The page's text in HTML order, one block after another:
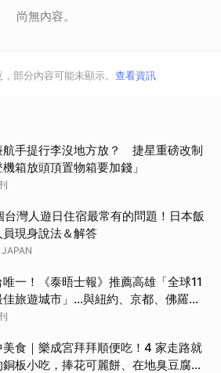
尚無內容。
部分內容可能未顯示。 查看資訊
航手提行李沒地方放？ 捷星重磅改制
機箱放頭頂置物箱要加錢」
台灣人遊日住宿最常有的問題！日本飯
員現身說法＆解答
JAPAN
唯一！《泰晤士報》推薦高雄「全球11
佳旅遊城市」…與紐約、京都、佛羅倫
入榜，理由曝光
美食｜樂成宮拜拜順便吃！4 家走路就
銅板小吃，捧花可麗餅、在地臭豆腐、